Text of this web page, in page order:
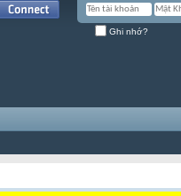
Ghi nhớ?